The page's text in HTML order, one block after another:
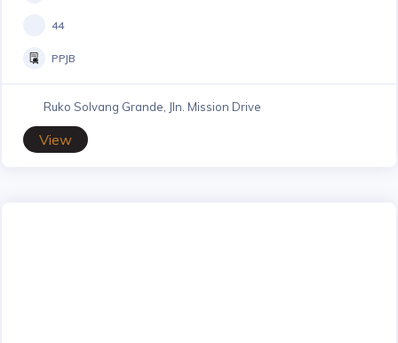
44
PPJB
Ruko Solvang Grande, Jln. Mission Drive
View